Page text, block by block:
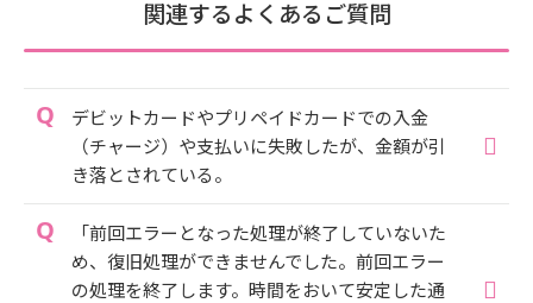
関連するよくあるご質問
デビットカードやプリペイドカードでの入金
（チャージ）や支払いに失敗したが、金額が引
き落とされている。
「前回エラーとなった処理が終了していないた
め、復旧処理ができませんでした。前回エラー
の処理を終了します。時間をおいて安定した通